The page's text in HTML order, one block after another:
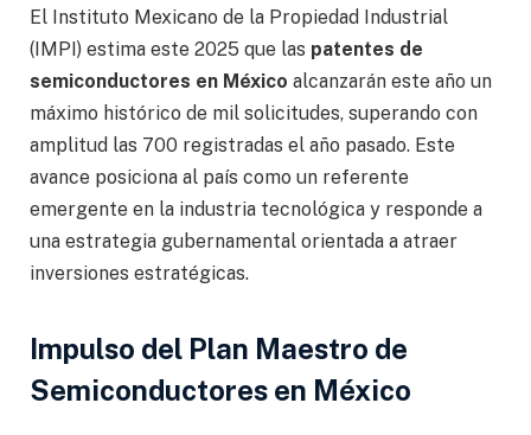
El Instituto Mexicano de la Propiedad Industrial
(IMPI) estima este 2025 que las patentes de
semiconductores en México alcanzarán este año un
máximo histórico de mil solicitudes, superando con
amplitud las 700 registradas el año pasado. Este
avance posiciona al país como un referente
emergente en la industria tecnológica y responde a
una estrategia gubernamental orientada a atraer
inversiones estratégicas.
Impulso del Plan Maestro de
Semiconductores en México